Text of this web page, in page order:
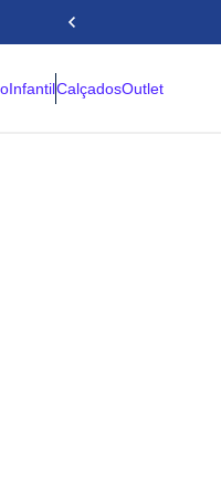
InfantilCalçadosOutlet